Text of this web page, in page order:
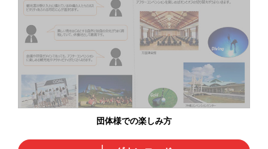
団体様での楽しみ方